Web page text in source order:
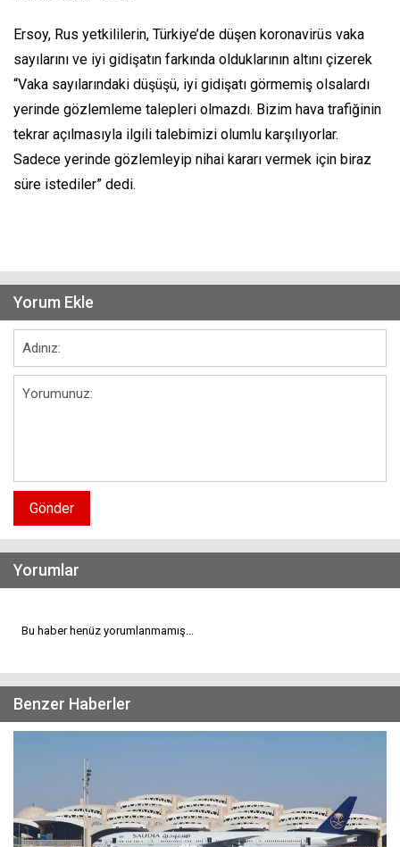
Ersoy, Rus yetkililerin, Türkiye’de düşen koronavirüs vaka
sayılarını ve iyi gidişatın farkında olduklarının altını çizerek
“Vaka sayılarındaki düşüşü, iyi gidişatı görmemiş olsalardı
yerinde gözlemleme talepleri olmazdı. Bizim hava trafiğinin
tekrar açılmasıyla ilgili talebimizi olumlu karşılıyorlar.
Sadece yerinde gözlemleyip nihai kararı vermek için biraz
süre istediler” dedi.
Yorum Ekle
Gönder
Yorumlar
Bu haber henüz yorumlanmamış...
Benzer Haberler